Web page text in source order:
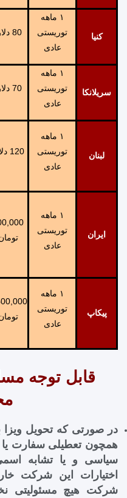
کنیا
١ ماهه
توریستی
عادی
80 دلار
سریلانکا
١ ماهه
توریستی
عادی
70 دلار
لبنان
١ ماهه
توریستی
عادی
120 دلار
ایران
١ ماهه
توریستی
عادی
پیکاپ
١ ماهه
توریستی
عادی
قابل توجه
در صورتی که تحویل ویزا
همچون تعطیلی سفارت یا
سیاسی و یا تشابه
اختیارات این شرکت
شرکت هیچ مسئولیتی